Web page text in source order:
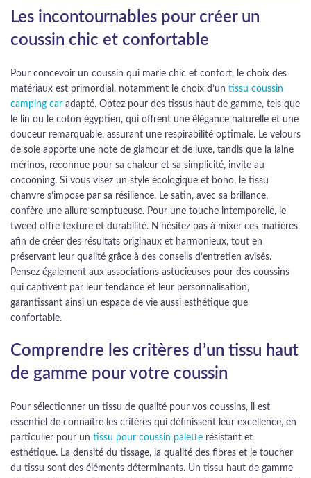
Les incontournables pour créer un
coussin chic et confortable
Pour concevoir un coussin qui marie chic et confort, le choix des
matériaux est primordial, notamment le choix d’un tissu coussin
camping car adapté. Optez pour des tissus haut de gamme, tels que
le lin ou le coton égyptien, qui offrent une élégance naturelle et une
douceur remarquable, assurant une respirabilité optimale. Le velours
de soie apporte une note de glamour et de luxe, tandis que la laine
mérinos, reconnue pour sa chaleur et sa simplicité, invite au
cocooning. Si vous visez un style écologique et boho, le tissu
chanvre s’impose par sa résilience. Le satin, avec sa brillance,
confère une allure somptueuse. Pour une touche intemporelle, le
tweed offre texture et durabilité. N’hésitez pas à mixer ces matières
afin de créer des résultats originaux et harmonieux, tout en
préservant leur qualité grâce à des conseils d’entretien avisés.
Pensez également aux associations astucieuses pour des coussins
qui captivent par leur tendance et leur personnalisation,
garantissant ainsi un espace de vie aussi esthétique que
confortable.
Comprendre les critères d’un tissu haut
de gamme pour votre coussin
Pour sélectionner un tissu de qualité pour vos coussins, il est
essentiel de connaître les critères qui définissent leur excellence, en
particulier pour un tissu pour coussin palette résistant et
esthétique. La densité du tissage, la qualité des fibres et le toucher
du tissu sont des éléments déterminants. Un tissu haut de gamme